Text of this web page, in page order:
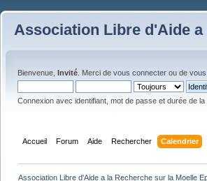
Association Libre d'Aide
Bienvenue, Invité . Merci de vous connecter ou de
Connexion avec identifiant, mot de passe et durée de
Accueil Forum Aide Rechercher Calendrier
Association Libre d'Aide a la Recherche sur la Moelle